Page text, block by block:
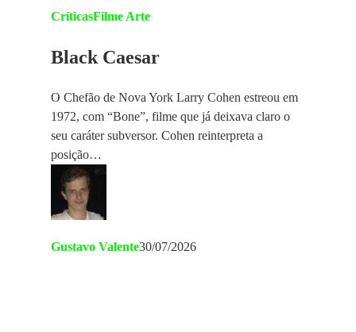
CríticasFilme Arte
Black Caesar
O Chefão de Nova York Larry Cohen estreou em
1972, com “Bone”, filme que já deixava claro o
seu caráter subversor. Cohen reinterpreta a
posição…
Gustavo Valente30/07/2026